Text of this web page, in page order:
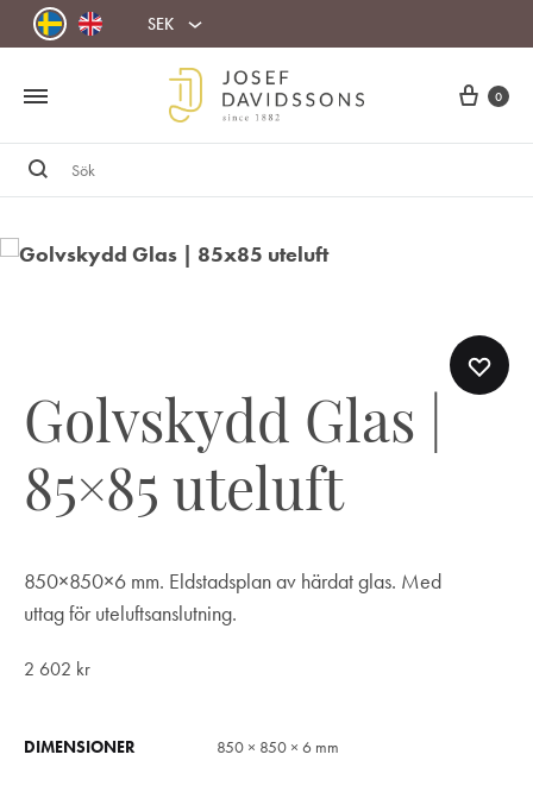
SEK
Cart
0
Sök
Golvskydd Glas |
85×85 uteluft
850×850×6 mm. Eldstadsplan av härdat glas. Med
uttag för uteluftsanslutning.
2 602 kr
DIMENSIONER 850 × 850 × 6 mm